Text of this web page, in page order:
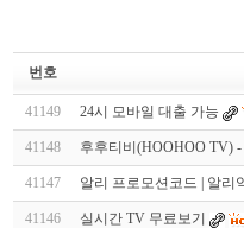
번호
41149 24시 모바일 대출 가능
41148 후후티비(HOOHOO TV) -
41147 알리 프로모션코드 | 알리
41146 실시간 TV 무료보기